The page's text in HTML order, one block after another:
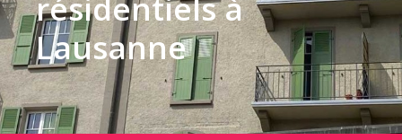
résidentiels à
Lausanne